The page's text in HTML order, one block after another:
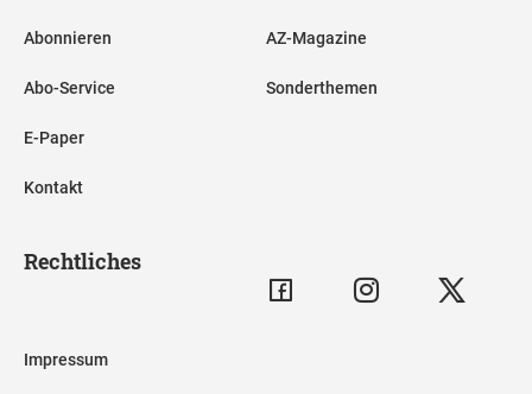
Abonnieren
Abo-Service
E-Paper
Kontakt
AZ-Magazine
Sonderthemen
Rechtliches
Impressum